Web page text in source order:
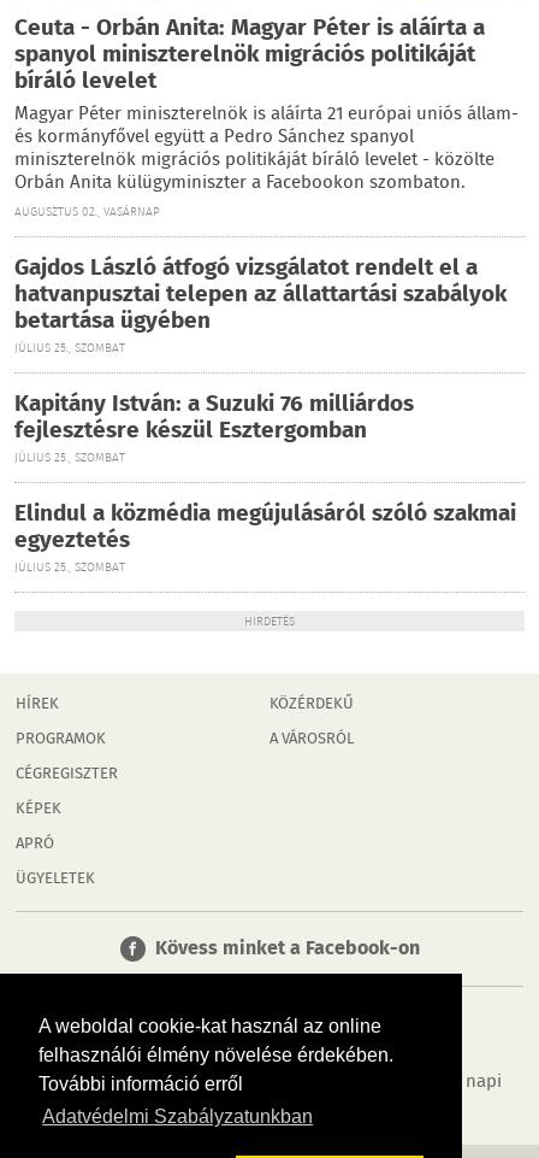
A weboldal cookie-kat használ az online
felhasználói élmény növelése érdekében.
További információ erről
Adatvédelmi Szabályzatunkban
Ceuta - Orbán Anita: Magyar Péter is aláírta a
spanyol miniszterelnök migrációs politikáját
bíráló levelet
Magyar Péter miniszterelnök is aláírta 21 európai uniós állam-
és kormányfővel együtt a Pedro Sánchez spanyol
miniszterelnök migrációs politikáját bíráló levelet - közölte
Orbán Anita külügyminiszter a Facebookon szombaton.
AUGUSZTUS 02., VASÁRNAP
Gajdos László átfogó vizsgálatot rendelt el a
hatvanpusztai telepen az állattartási szabályok
betartása ügyében
JÚLIUS 25., SZOMBAT
Kapitány István: a Suzuki 76 milliárdos
fejlesztésre készül Esztergomban
JÚLIUS 25., SZOMBAT
Elindul a közmédia megújulásáról szóló szakmai
egyeztetés
JÚLIUS 25., SZOMBAT
HIRDETÉS
HÍREK
PROGRAMOK
CÉGREGISZTER
KÉPEK
APRÓ
ÜGYELETEK
KÖZÉRDEKŰ
A VÁROSRÓL
Kövess minket a Facebook-on
Tudj meg többet városodról! Hírek, programok, képek, napi
menü, cégek…. és minden, ami Győr